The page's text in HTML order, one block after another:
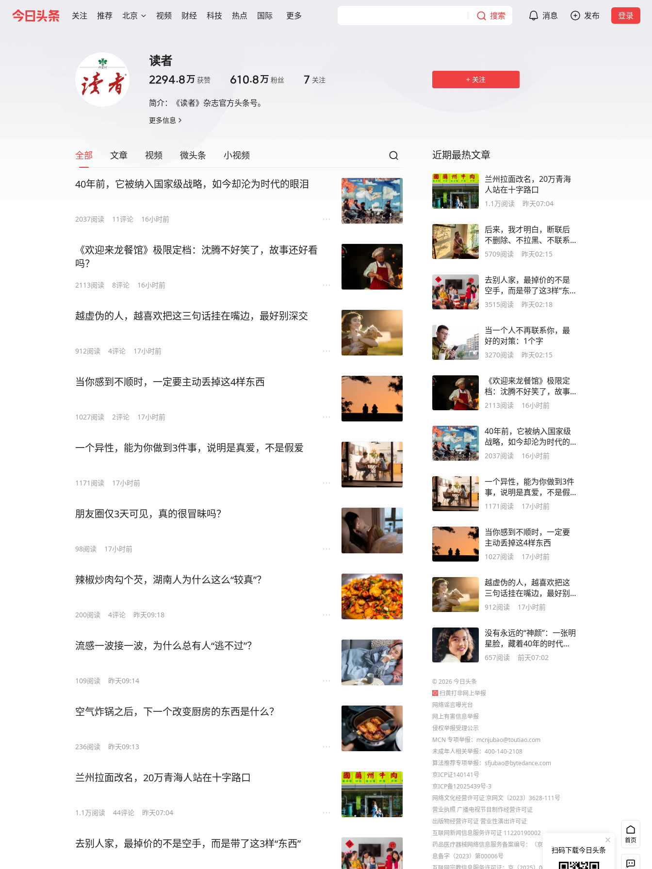
关注 推荐 北京 视频 财经 科技 热点 国际 更多 搜索 消息 发布 登录
读者
2294.8万 获赞 610.8万 粉丝 7 关注
简介： 《读者》杂志官方头条号。
更多信息
关注
全部 文章 视频 微头条 小视频
40年前，它被纳入国家级战略，如今却沦为时代的眼泪
2037阅读 11评论 16小时前
《欢迎来龙餐馆》极限定档：沈腾不好笑了，故事还好看
吗？
2113阅读 8评论 16小时前
越虚伪的人，越喜欢把这三句话挂在嘴边，最好别深交
912阅读 4评论 17小时前
当你感到不顺时，一定要主动丢掉这4样东西
1027阅读 2评论 17小时前
一个异性，能为你做到3件事，说明是真爱，不是假爱
1171 阅读 17小时前
朋友圈仅3天可见，真的很冒昧吗？
98阅读 17小时前
辣椒炒肉勾个芡，湖南人为什么这么“较真”？
200阅读 4评论 昨天09:18
流感一波接一波，为什么总有人“逃不过”？
109阅读 昨天09:14
空气炸锅之后，下一个改变厨房的东西是什么？
236阅读 昨天09:13
兰州拉面改名，20万青海人站在十字路口
1.1万阅读 44评论 昨天07:04
去别人家，最掉价的不是空手，而是带了这3样“东西”
近期最热文章
兰州拉面改名，20万青海
人站在十字路口
1.1万阅读 昨天07:04
后来，我才明白，断联后
不删除、不拉黑、不联系
的人，不是在等对方回
5709阅读 昨天02:15
去别人家，最掉价的不是
空手，而是带了这3样“东
西”
3515阅读 昨天02:18
当一个人不再联系你，最
好的对策：1个字
3270阅读 昨天02:15
《欢迎来龙餐馆》极限定
档：沈腾不好笑了，故事
还好看吗？
2113阅读 16小时前
40年前，它被纳入国家级
战略，如今却沦为时代的
眼泪
2037阅读 16小时前
一个异性，能为你做到3件
事，说明是真爱，不是假
爱
1171 阅读 17小时前
当你感到不顺时，一定要
主动丢掉这4样东西
1027阅读 17小时前
越虚伪的人，越喜欢把这
三句话挂在嘴边，最好别
深交
912阅读 17小时前
没有永远的“神颜”：一张明
星脸，藏着40年的时代审
美变化
657阅读 前天07:02
©2026今日头条
扫黄打非网上举报
网络谣言曝光台
网上有害信息举报
侵权举报受理公示
MCN 专项举报：mcnjubao@toutiao.com
未成年人相关举报：400-140-2108
算法推荐专项举报：sfjubao@bytedance.com
京ICP证140141号
京ICP备12025439号-3
网络文化经营许可证 京网文〔2023〕3628-111号
营业执照 广播电视节目制作经营许可证
出版物经营许可证 营业性演出许可证
互联网新闻信息服务许可证 11220190002
药品医疗器械网络信息服务备案编号：（京）网药械信
息备字（2023）第00006号
首页
扫码下载今日头条